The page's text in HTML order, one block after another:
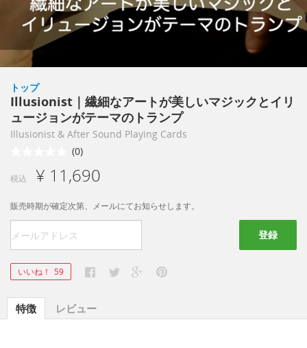
トップ
Illusionist｜繊細なアートが美しいマジックとイリ
ュージョンがテーマのトランプ
Illusionist & After Sound Playing Cards
(0)
税込 ¥ 11,690
販売時期が確定次第、メールにてお知らせします。
登録
いいね！ 59
特徴 レビュー